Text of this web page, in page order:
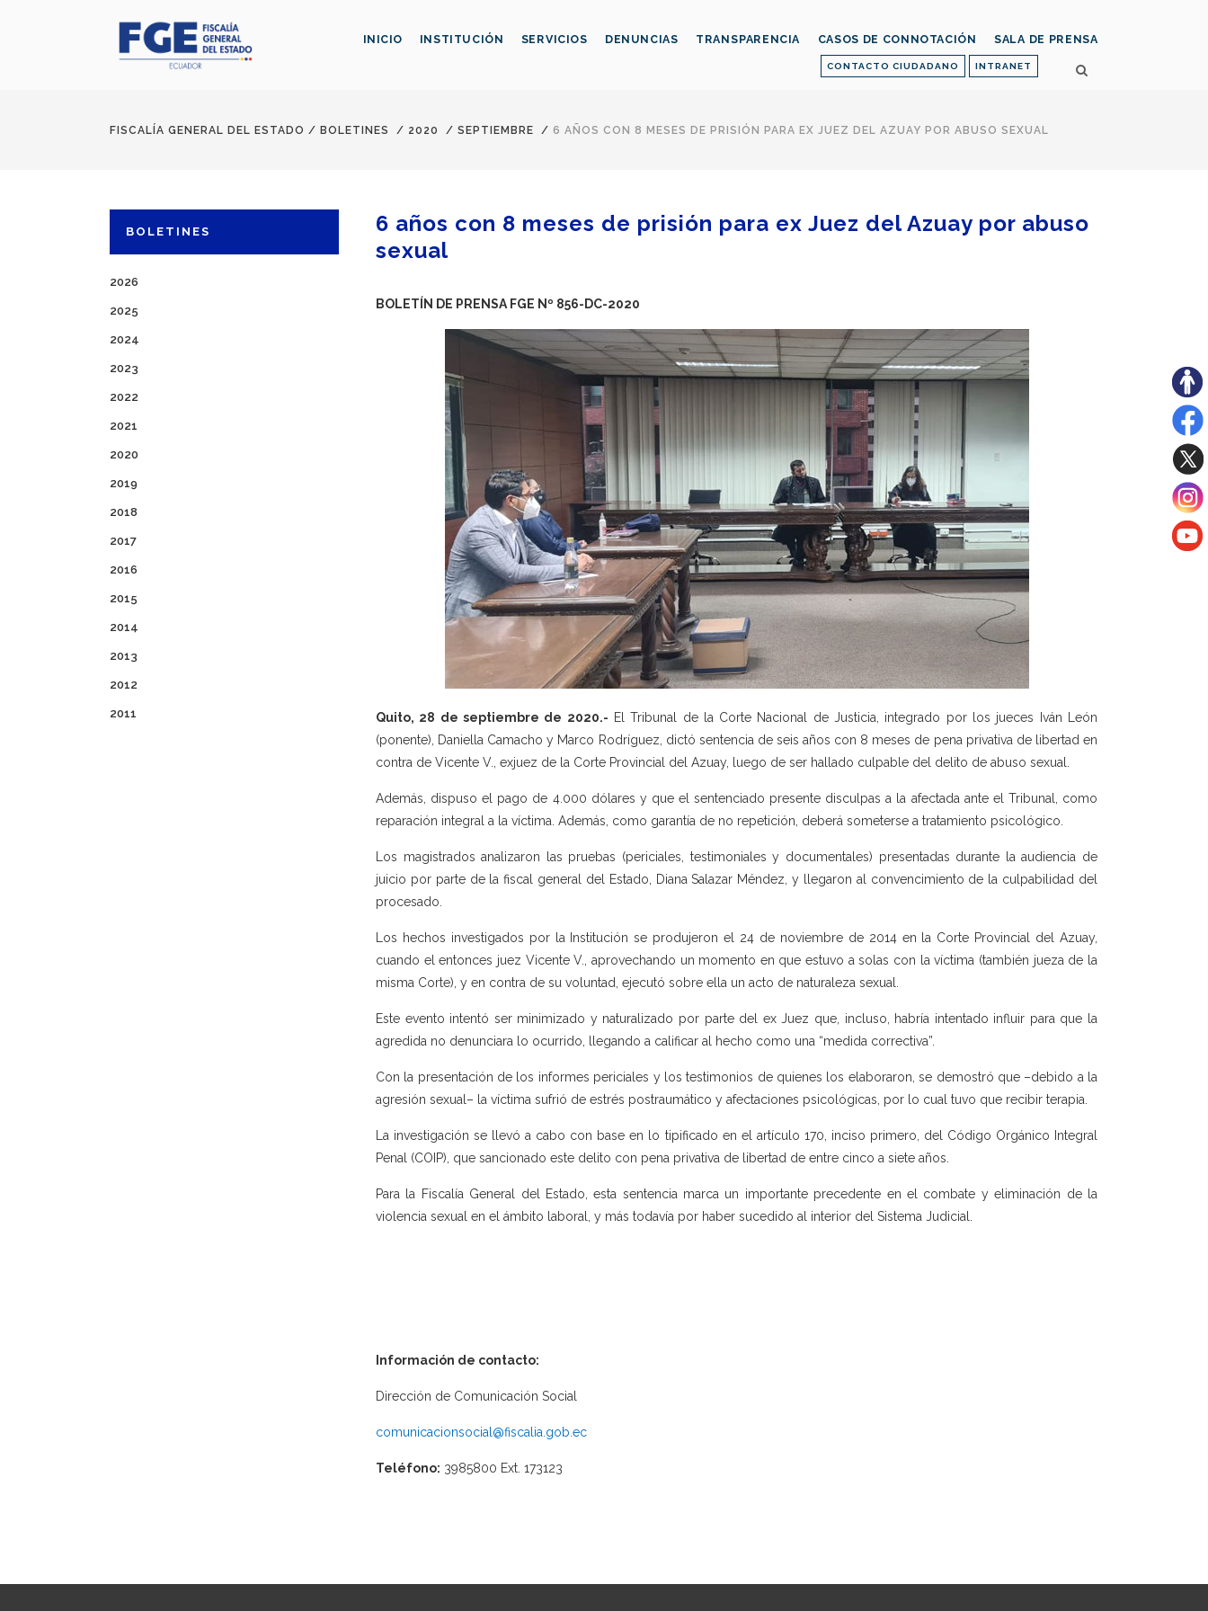
CONTACTO CIUDADANO INTRANET
INICIO INSTITUCIÓN SERVICIOS DENUNCIAS TRANSPARENCIA CASOS DE CONNOTACIÓN SALA DE PRENSA
FISCALÍA GENERAL DEL ESTADO / BOLETINES / 2020 / SEPTIEMBRE / 6 AÑOS CON 8 MESES DE PRISIÓN PARA EX JUEZ DEL AZUAY POR ABUSO SEXUAL
BOLETINES
2026
2025
2024
2023
2022
2021
2020
2019
2018
2017
2016
2015
2014
2013
2012
2011
6 años con 8 meses de prisión para ex Juez del Azuay por abuso
sexual
BOLETÍN DE PRENSA FGE Nº 856-DC-2020
Quito, 28 de septiembre de 2020.- El Tribunal de la Corte Nacional de Justicia, integrado por los jueces Iván León
(ponente), Daniella Camacho y Marco Rodríguez, dictó sentencia de seis años con 8 meses de pena privativa de libertad en
contra de Vicente V., exjuez de la Corte Provincial del Azuay, luego de ser hallado culpable del delito de abuso sexual.
Además, dispuso el pago de 4.000 dólares y que el sentenciado presente disculpas a la afectada ante el Tribunal, como
reparación integral a la víctima. Además, como garantía de no repetición, deberá someterse a tratamiento psicológico.
Los magistrados analizaron las pruebas (periciales, testimoniales y documentales) presentadas durante la audiencia de
juicio por parte de la fiscal general del Estado, Diana Salazar Méndez, y llegaron al convencimiento de la culpabilidad del
procesado.
Los hechos investigados por la Institución se produjeron el 24 de noviembre de 2014 en la Corte Provincial del Azuay,
cuando el entonces juez Vicente V., aprovechando un momento en que estuvo a solas con la víctima (también jueza de la
misma Corte), y en contra de su voluntad, ejecutó sobre ella un acto de naturaleza sexual.
Este evento intentó ser minimizado y naturalizado por parte del ex Juez que, incluso, habría intentado influir para que la
agredida no denunciara lo ocurrido, llegando a calificar al hecho como una “medida correctiva”.
Con la presentación de los informes periciales y los testimonios de quienes los elaboraron, se demostró que –debido a la
agresión sexual– la víctima sufrió de estrés postraumático y afectaciones psicológicas, por lo cual tuvo que recibir terapia.
La investigación se llevó a cabo con base en lo tipificado en el artículo 170, inciso primero, del Código Orgánico Integral
Penal (COIP), que sancionado este delito con pena privativa de libertad de entre cinco a siete años.
Para la Fiscalía General del Estado, esta sentencia marca un importante precedente en el combate y eliminación de la
violencia sexual en el ámbito laboral, y más todavía por haber sucedido al interior del Sistema Judicial.
Información de contacto:
Dirección de Comunicación Social
comunicacionsocial@fiscalia.gob.ec
Teléfono: 3985800 Ext. 173123